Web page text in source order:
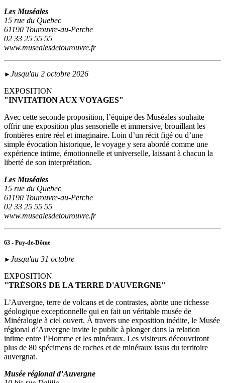
Les Muséales
15 rue du Quebec
61190 Tourouvre-au-Perche
02 33 25 55 55
www.musealesdetourouvre.fr
► Jusqu'au 2 octobre 2026
EXPOSITION
"INVITATION AUX VOYAGES"
Avec cette seconde proposition, l’équipe des Muséales souhaite
offrir une exposition plus sensorielle et immersive, brouillant les
frontières entre réel et imaginaire. Loin d’un récit figé ou d’une
simple évocation historique, le voyage y sera abordé comme une
expérience intime, émotionnelle et universelle, laissant à chacun la
liberté de son interprétation.
Les Muséales
15 rue du Quebec
61190 Tourouvre-au-Perche
02 33 25 55 55
www.musealesdetourouvre.fr
63 - Puy-de-Dôme
► Jusqu'au 31 octobre
EXPOSITION
"TRÉSORS DE LA TERRE D'AUVERGNE"
L’Auvergne, terre de volcans et de contrastes, abrite une richesse
géologique exceptionnelle qui en fait un véritable musée de
Minéralogie à ciel ouvert. À travers une exposition inédite, le Musée
régional d’Auvergne invite le public à plonger dans la relation
intime entre l’Homme et les minéraux. Les visiteurs découvriront
plus de 80 spécimens de roches et de minéraux issus du territoire
auvergnat.
Musée régional d’Auvergne